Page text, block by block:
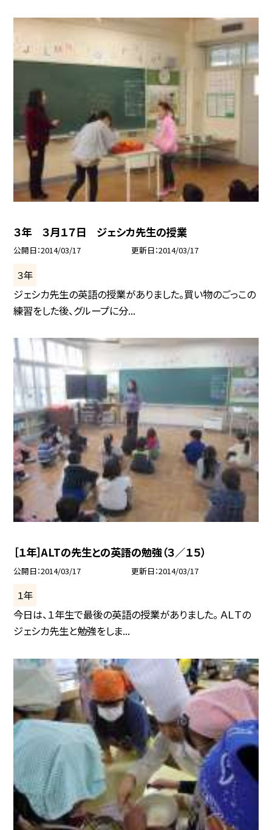
３年 ３月１７日 ジェシカ先生の授業
公開日 2014/03/17 更新日 2014/03/17
３年
ジェシカ先生の英語の授業がありました。買い物のごっこの
練習をした後、グループに分...
［１年］ALTの先生との英語の勉強（３／１５）
公開日 2014/03/17 更新日 2014/03/17
１年
今日は、１年生で最後の英語の授業がありました。 ＡＬＴの
ジェシカ先生と勉強をしま...